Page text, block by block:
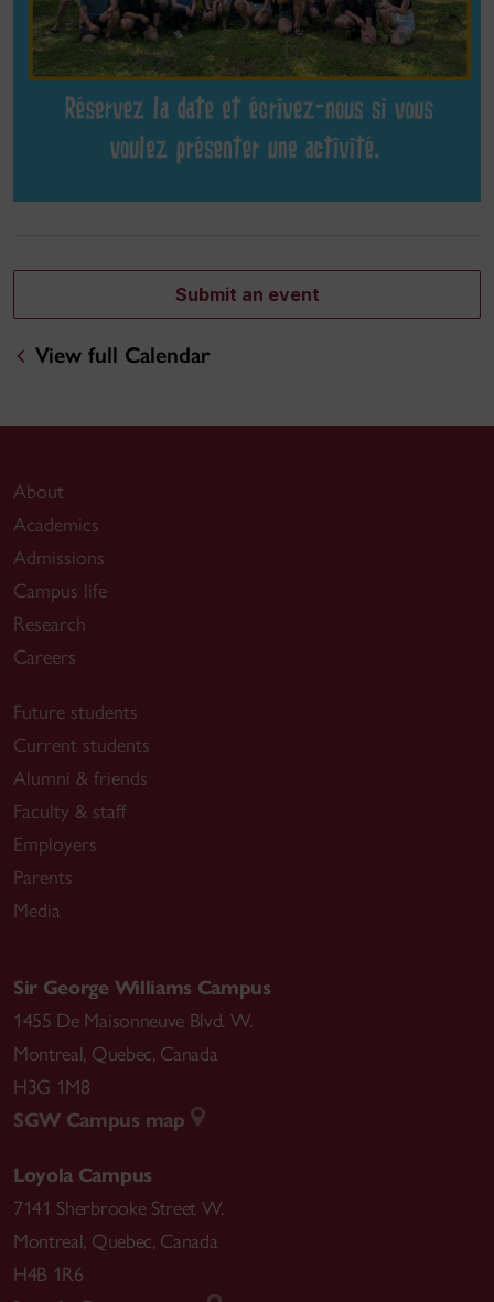
Submit an event
View full Calendar
About
Academics
Admissions
Campus life
Research
Careers
Future students
Current students
Alumni & friends
Faculty & staff
Employers
Parents
Media
Sir George Williams Campus
1455 De Maisonneuve Blvd. W.
Montreal, Quebec, Canada
H3G 1M8
SGW Campus map
Loyola Campus
7141 Sherbrooke Street W.
Montreal, Quebec, Canada
H4B 1R6